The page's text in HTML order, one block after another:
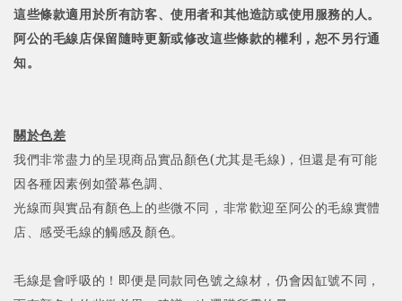
這些條款適用於所有訪客、使用者和其他造訪或使用服務的人。
阿公的毛線店保留隨時更新或修改這些條款的權利，恕不另行通
知。
關於色差
我們非常盡力的呈現商品實品顏色(尤其是毛線)，但還是有可能
因各種因素例如螢幕色調、
光線而與實品有顏色上的些微不同，非常歡迎至阿公的毛線實體
店、感受毛線的觸感及顏色。
毛線是會呼吸的！即便是同款同色號之線材，仍會因缸號不同，